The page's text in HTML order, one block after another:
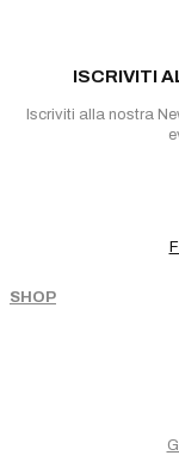
ISCRIVITI
Iscriviti alla nostra
SHOP